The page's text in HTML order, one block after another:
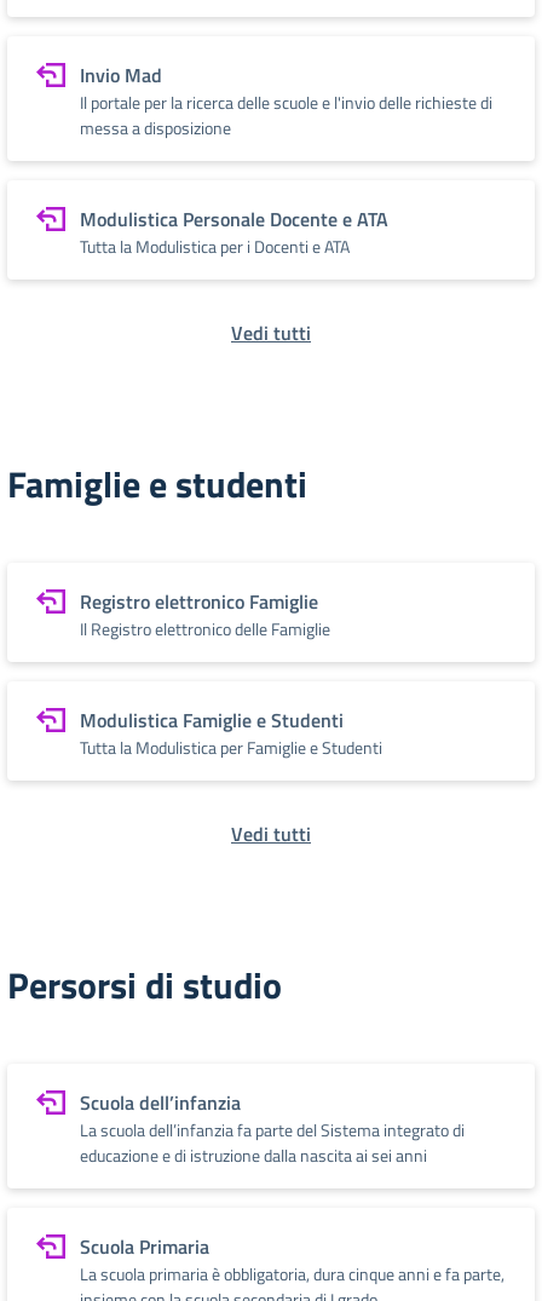
Invio Mad
Il portale per la ricerca delle scuole e l'invio delle richieste di
messa a disposizione
Modulistica Personale Docente e ATA
Tutta la Modulistica per i Docenti e ATA
Vedi tutti
Famiglie e studenti
Registro elettronico Famiglie
Il Registro elettronico delle Famiglie
Modulistica Famiglie e Studenti
Tutta la Modulistica per Famiglie e Studenti
Vedi tutti
Persorsi di studio
Scuola dell’infanzia
La scuola dell’infanzia fa parte del Sistema integrato di
educazione e di istruzione dalla nascita ai sei anni
Scuola Primaria
La scuola primaria è obbligatoria, dura cinque anni e fa parte,